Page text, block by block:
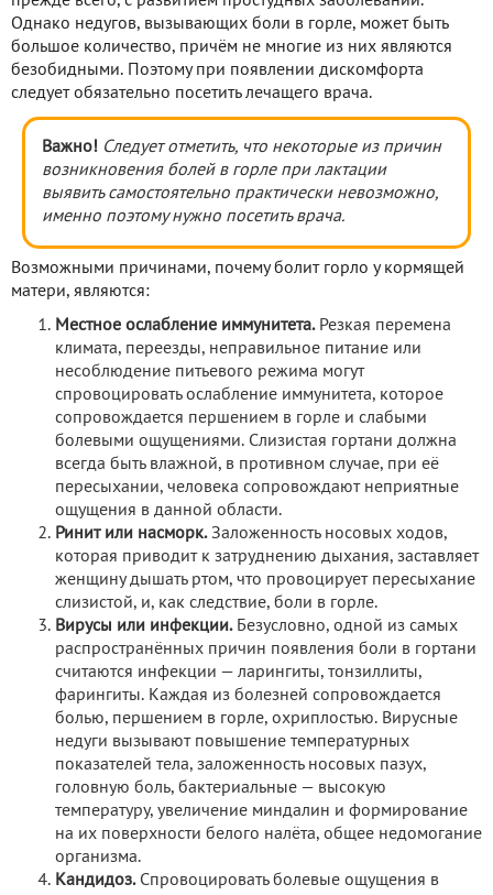
Однако недугов, вызывающих боли в горле, может быть
большое количество, причём не многие из них являются
безобидными. Поэтому при появлении дискомфорта
следует обязательно посетить лечащего врача.
Важно! Следует отметить, что некоторые из причин
возникновения болей в горле при лактации
выявить самостоятельно практически невозможно,
именно поэтому нужно посетить врача.
Возможными причинами, почему болит горло у кормящей
матери, являются:
Местное ослабление иммунитета.Резкая перемена
климата, переезды, неправильное питание или
несоблюдение питьевого режима могут
спровоцировать ослабление иммунитета, которое
сопровождается першением в горле и слабыми
болевыми ощущениями. Слизистая гортани должна
всегда быть влажной, в противном случае, при её
пересыхании, человека сопровождают неприятные
ощущения в данной области.
Ринит или насморк.Заложенность носовых ходов,
которая приводит к затруднению дыхания, заставляет
женщину дышать ртом, что провоцирует пересыхание
слизистой, и, как следствие, боли в горле.
Вирусы или инфекции.Безусловно, одной из самых
распространённых причин появления боли в гортани
считаются инфекции — ларингиты, тонзиллиты,
фарингиты. Каждая из болезней сопровождается
болью, першением в горле, охриплостью. Вирусные
недуги вызывают повышение температурных
показателей тела, заложенность носовых пазух,
головную боль, бактериальные — высокую
температуру, увеличение миндалин и формирование
на их поверхности белого налёта, общее недомогание
организма.
Кандидоз. Спровоцировать болевые ощущения в